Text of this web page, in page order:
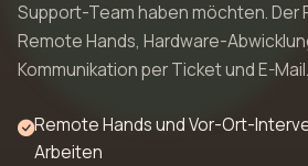
Support-Team haben möchten. Der
Remote Hands, Hardware-
Kommunikation per Ticket und E-Mail.
Remote Hands und Vor-Ort-
Arbeiten